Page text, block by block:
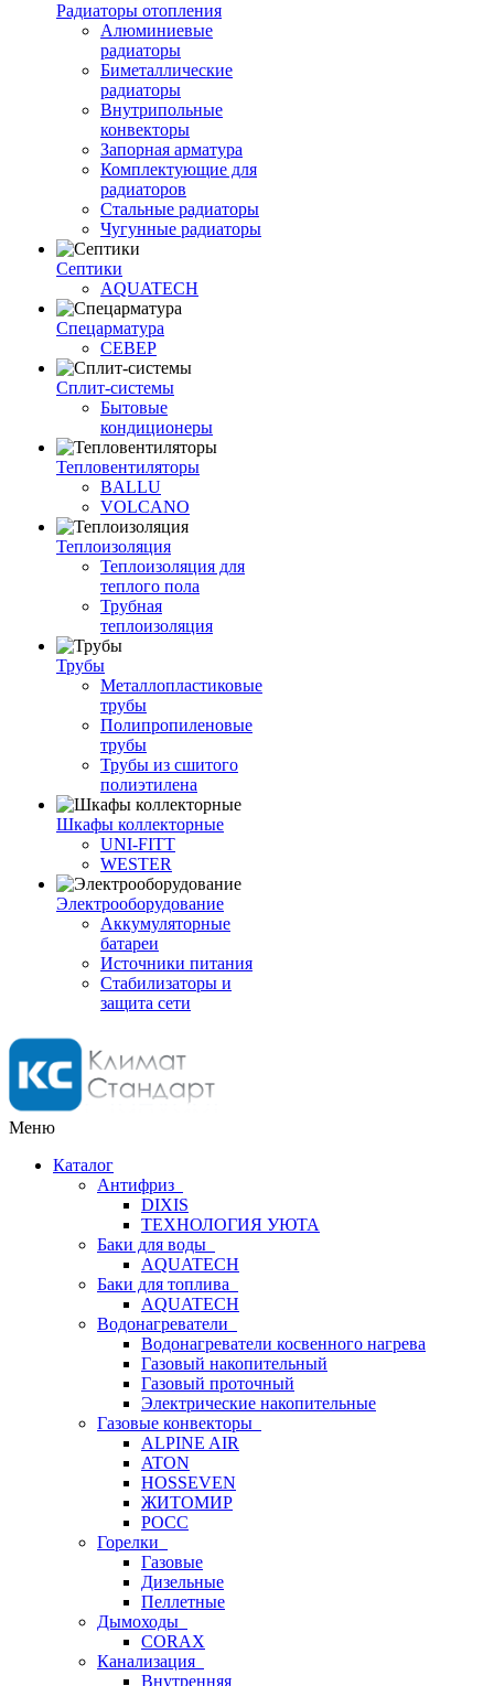
Радиаторы отопления
Алюминиевые
радиаторы
Биметаллические
радиаторы
Внутрипольные
конвекторы
Запорная арматура
Комплектующие для
радиаторов
Стальные радиаторы
Чугунные радиаторы
Септики
AQUATECH
Спецарматура
СЕВЕР
Сплит-системы
Бытовые
кондиционеры
Тепловентиляторы
BALLU
VOLCANO
Теплоизоляция
Теплоизоляция для
теплого пола
Трубная
теплоизоляция
Трубы
Металлопластиковые
трубы
Полипропиленовые
трубы
Трубы из сшитого
полиэтилена
Шкафы коллекторные
UNI-FITT
WESTER
Электрооборудование
Аккумуляторные
батареи
Источники питания
Стабилизаторы и
защита сети
Меню
Каталог
Антифриз
DIXIS
ТЕХНОЛОГИЯ УЮТА
Баки для воды
AQUATECH
Баки для топлива
AQUATECH
Водонагреватели
Водонагреватели косвенного нагрева
Газовый накопительный
Газовый проточный
Электрические накопительные
Газовые конвекторы
ALPINE AIR
ATON
HOSSEVEN
ЖИТОМИР
РОСС
Горелки
Газовые
Дизельные
Пеллетные
Дымоходы
CORAX
Канализация
Внутренняя